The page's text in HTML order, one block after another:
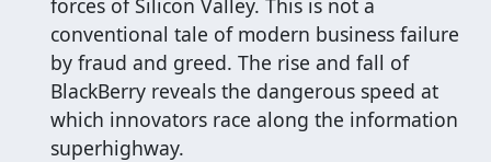
forces of Silicon Valley. This is not a
conventional tale of modern business failure
by fraud and greed. The rise and fall of
BlackBerry reveals the dangerous speed at
which innovators race along the information
superhighway.